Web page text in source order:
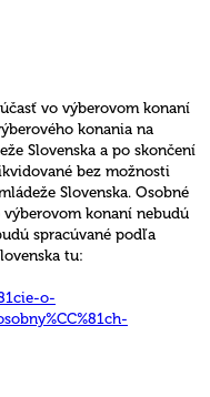
vo výberovom konaní
konania na
Slovenska a po skončení
bez možnosti
Slovenska. Osobné
konaní nebudú
spracúvané podľa
tu:
o-